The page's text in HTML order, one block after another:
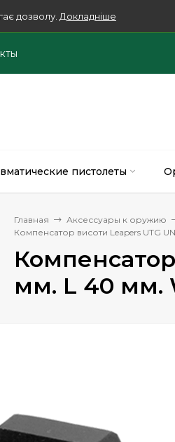
дозволу. Докладніше
пистолеты
Главная Аксессуары к оружию
Компенсатор висоти Leapers UTG
Компенсатор
мм. L 40 мм.